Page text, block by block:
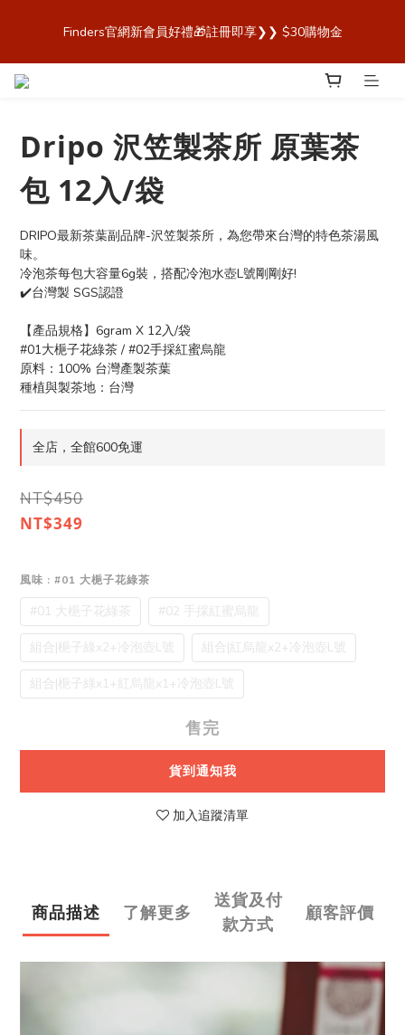
商城，購買最安心！】
Finders官網新會員好禮🎁註冊即享❯❯ $30購物金
歡迎來到 Finders🎉【Blender Bottle x Owala 台灣官方代理直營
Dripo 沢笠製茶所 原葉茶
包 12入/袋
DRIPO最新茶葉副品牌-沢笠製茶所，為您帶來台灣的特色茶湯風
味。
冷泡茶每包大容量6g裝，搭配冷泡水壺L號剛剛好!
✔️台灣製 SGS認證
【產品規格】6gram X 12入/袋
#01大梔子花綠茶 / #02手採紅蜜烏龍
原料：100% 台灣產製茶葉
種植與製茶地：台灣
全店，全館600免運
NT$450
NT$349
風味 : #01 大梔子花綠茶
#01 大梔子花綠茶 #02 手採紅蜜烏龍
組合|梔子綠x2+冷泡壺L號 組合|紅烏龍x2+冷泡壺L號
組合|梔子綠x1+紅烏龍x1+冷泡壺L號
售完
貨到通知我
加入追蹤清單
商品描述 了解更多
送貨及付
款方式
顧客評價